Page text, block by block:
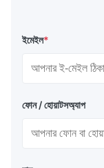
ইমেইল*
ফোন / হোয়াটসঅ্যাপ